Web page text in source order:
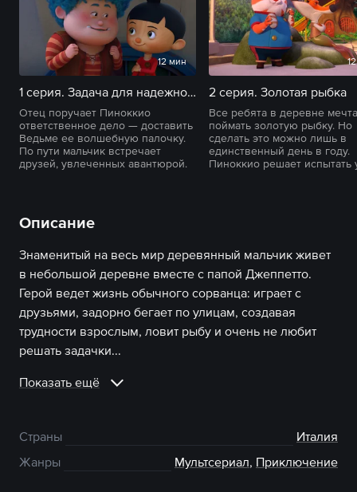
12 мин
1 серия. Задача для надежного человека
Отец поручает Пиноккио
ответственное дело — доставить
Ведьме ее волшебную палочку.
По пути мальчик встречает
друзей, увлеченных авантюрой.
2 серия. Золотая рыбка
Все ребята в деревне
поймать золотую рыбку. Но
сделать это можно лишь в
единственный день в году.
Пиноккио решает испытать
Описание
Знаменитый на весь мир деревянный мальчик живет
в небольшой деревне вместе с папой Джеппетто.
Герой ведет жизнь обычного сорванца: играет с
друзьями, задорно бегает по улицам, создавая
трудности взрослым, ловит рыбу и очень не любит
решать задачки...
Показать ещё
Страны
Италия
Жанры
Мультсериал, Приключение